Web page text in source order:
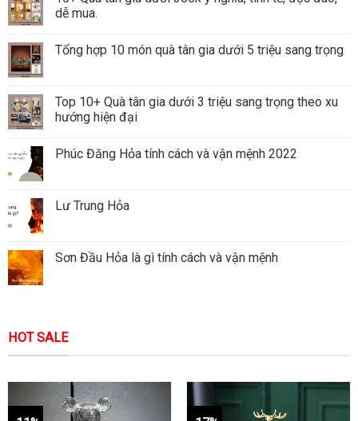
dễ mua.
Tổng hợp 10 món quà tân gia dưới 5 triệu sang trọng
Top 10+ Quà tân gia dưới 3 triệu sang trọng theo xu
hướng hiện đại
Phúc Đăng Hỏa tính cách và vận mệnh 2022
Lư Trung Hỏa
Sơn Đầu Hỏa là gì tính cách và vận mệnh
HOT SALE